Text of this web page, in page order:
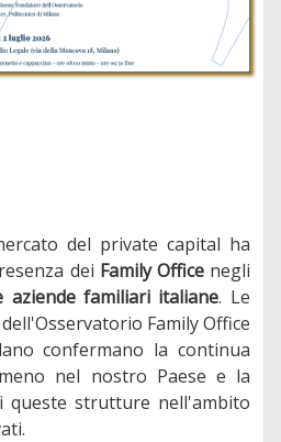
del private capital ha
dei Family Officenegli
familiari italiane. Le
Family Office
confermano la continua
nel nostro Paese e la
queste strutture nell'ambito